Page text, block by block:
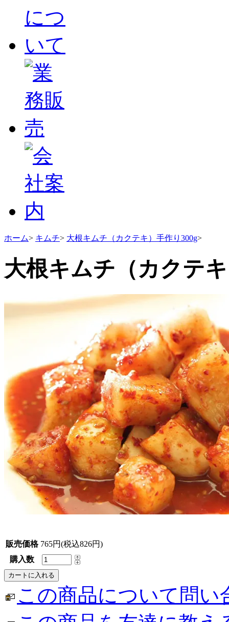
ホーム> キムチ> 大根キムチ（カクテキ）手作り300g>
大根キムチ（カクテ
販売価格 765円(税込826円)
購入数
この商品について問い